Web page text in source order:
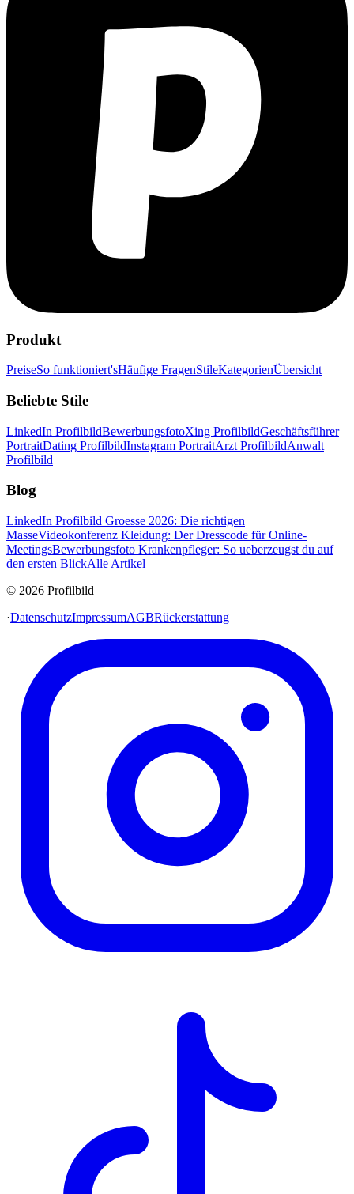
Produkt
PreiseSo funktioniert'sHäufige FragenStileKategorienÜbersicht
Beliebte Stile
LinkedIn ProfilbildBewerbungsfotoXing ProfilbildGeschäftsführer
PortraitDating ProfilbildInstagram PortraitArzt ProfilbildAnwalt
Profilbild
Blog
LinkedIn Profilbild Groesse 2026: Die richtigen
MasseVideokonferenz Kleidung: Der Dresscode für Online-
MeetingsBewerbungsfoto Krankenpfleger: So ueberzeugst du auf
den ersten BlickAlle Artikel
© 2026 Profilbild
·DatenschutzImpressumAGBRückerstattung